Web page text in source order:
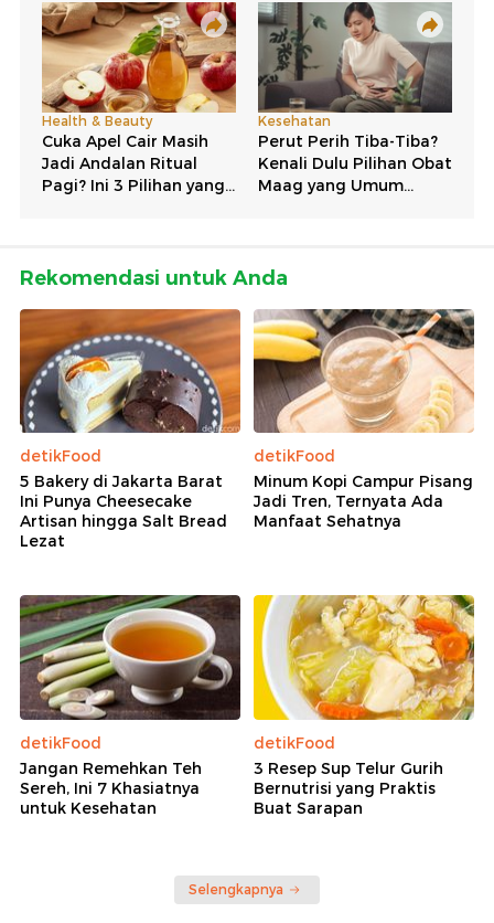
Rekomendasi untuk Anda
detikFood
5 Bakery di Jakarta Barat
Ini Punya Cheesecake
Artisan hingga Salt Bread
Lezat
detikFood
Minum Kopi Campur Pisang
Jadi Tren, Ternyata Ada
Manfaat Sehatnya
detikFood
Jangan Remehkan Teh
Sereh, Ini 7 Khasiatnya
untuk Kesehatan
detikFood
3 Resep Sup Telur Gurih
Bernutrisi yang Praktis
Buat Sarapan
Selengkapnya